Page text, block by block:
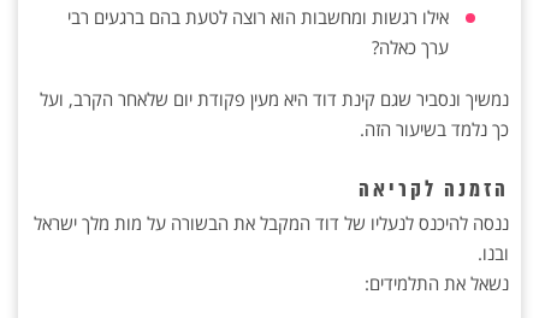
אילו רגשות ומחשבות הוא רוצה לטעת בהם ברגעים רבי
ערך כאלה?
נמשיך ונסביר שגם קינת דוד היא מעין פקודת יום שלאחר הקרב, ועל
כך נלמד בשיעור הזה.
הזמנה לקריאה
ננסה להיכנס לנעליו של דוד המקבל את הבשורה על מות מלך ישראל
ובנו.
נשאל את התלמידים: